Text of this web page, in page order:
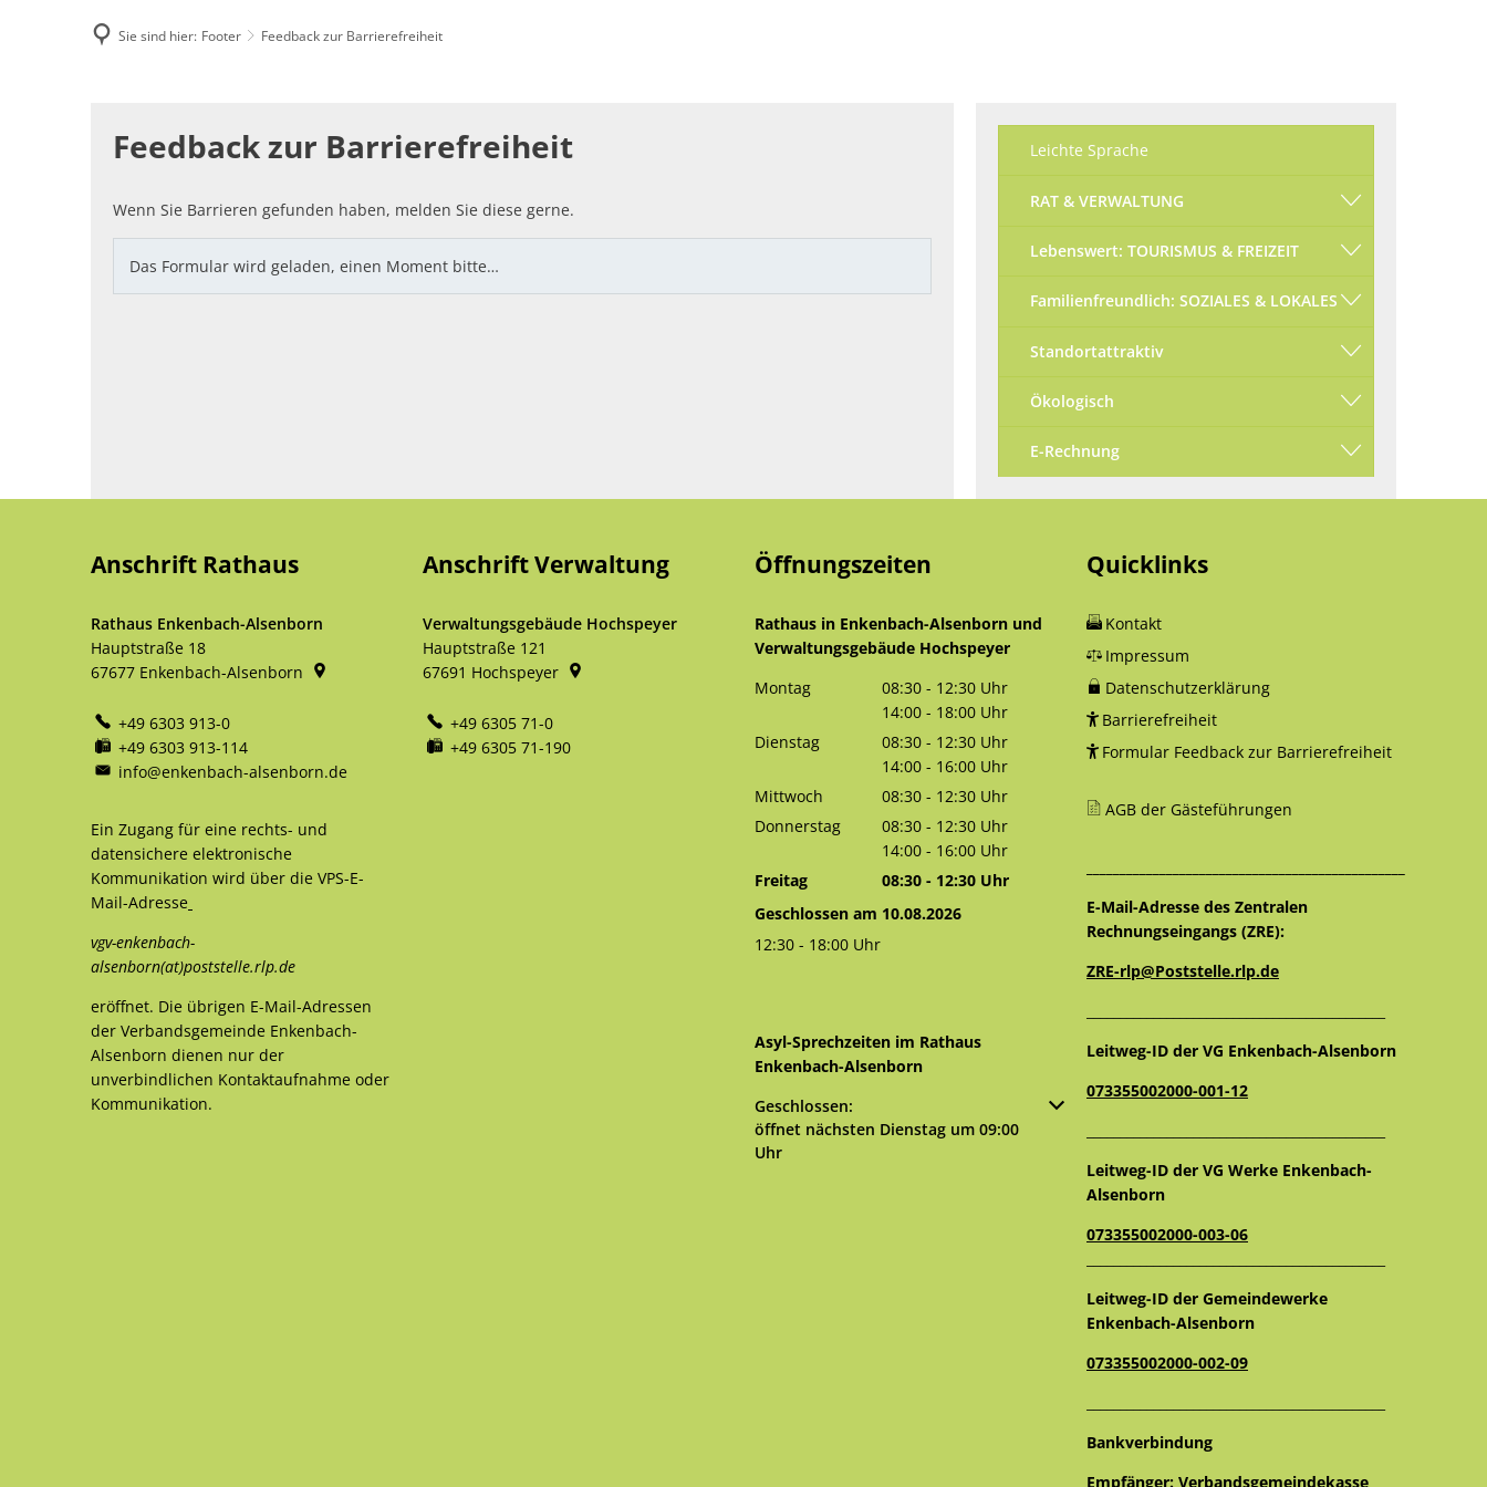
E-Rechnung
Sie sind hier: Footer Feedback zur Barrierefreiheit
Barrierefreiheit
Feedback zur Barrierefreiheit
Wenn Sie Barrieren gefunden haben, melden Sie diese gerne.
Das Formular wird geladen, einen Moment bitte…
Leichte Sprache
RAT & VERWALTUNG
Lebenswert: TOURISMUS & FREIZEIT
Familienfreundlich: SOZIALES & LOKALES
Standortattraktiv
Ökologisch
E-Rechnung
Anschrift Rathaus
Rathaus Enkenbach-Alsenborn
Hauptstraße 18
67677 Enkenbach-Alsenborn
+49 6303 913-0
+49 6303 913-114
info@enkenbach-alsenborn.de
Ein Zugang für eine rechts- und
datensichere elektronische
Kommunikation wird über die VPS-E-
Mail-Adresse
vgv-enkenbach-
alsenborn(at)poststelle.rlp.de
eröffnet. Die übrigen E-Mail-Adressen
der Verbandsgemeinde Enkenbach-
Alsenborn dienen nur der
unverbindlichen Kontaktaufnahme oder
Kommunikation.
Anschrift Verwaltung
Verwaltungsgebäude Hochspeyer
Hauptstraße 121
67691 Hochspeyer
+49 6305 71-0
+49 6305 71-190
Öffnungszeiten
Rathaus in Enkenbach-Alsenborn und
Verwaltungsgebäude Hochspeyer
Montag
08:30 - 12:30 Uhr
Von 08:30 bis 12:30 Uhr
14:00 - 18:00 Uhr
Von 14:00 bis 18:00 Uhr
Dienstag 08:30 - 12:30 Uhr
Von 08:30 bis 12:30 Uhr
14:00 - 16:00 Uhr
Von 14:00 bis 16:00 Uhr
Mittwoch 08:30 - 12:30 Uhr
Von 08:30 bis 12:30 Uhr
Donnerstag 08:30 - 12:30 Uhr
Von 08:30 bis 12:30 Uhr
14:00 - 16:00 Uhr
Von 14:00 bis 16:00 Uhr
Freitag 08:30 - 12:30 Uhr
Von 08:30 bis 12:30 Uhr
Geschlossen am 10.08.2026
12:30 - 18:00 Uhr
Asyl-Sprechzeiten im Rathaus
Enkenbach-Alsenborn
Klicken, um weitere Öffnungs- oder Schließzeiten auszublenden
Geschlossen:
öffnet nächsten Dienstag um 09:00
Uhr
Quicklinks
Kontakt
Impressum
Datenschutzerklärung
Barrierefreiheit
Formular Feedback zur Barrierefreiheit
AGB der Gästeführungen
E-Mail-Adresse des Zentralen
Rechnungseingangs (ZRE):
ZRE-rlp@Poststelle.rlp.de
Leitweg-ID der VG Enkenbach-Alsenborn
073355002000-001-12
Leitweg-ID der VG Werke Enkenbach-
Alsenborn
073355002000-003-06
Leitweg-ID der Gemeindewerke
Enkenbach-Alsenborn
073355002000-002-09
Bankverbindung
Empfänger: Verbandsgemeindekasse